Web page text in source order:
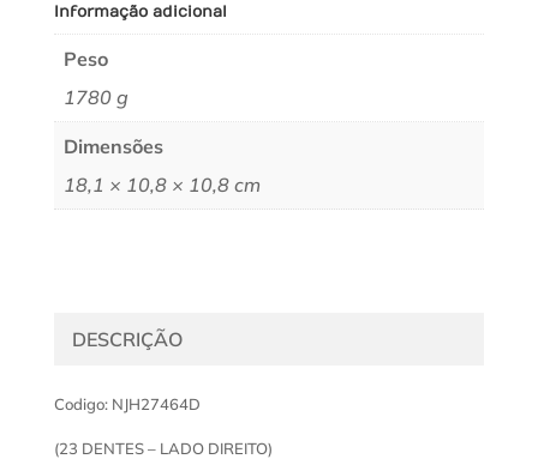
Informação adicional
Peso
1780 g
Dimensões
18,1 × 10,8 × 10,8 cm
DESCRIÇÃO
Codigo: NJH27464D
(23 DENTES – LADO DIREITO)